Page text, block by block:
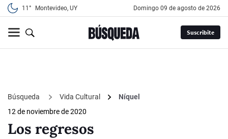
11° Montevideo, UY domingo 09 de agosto de 2026
Suscribite
Búsqueda Vida Cultural
Níquel
12 de noviembre de 2020
Los regresos